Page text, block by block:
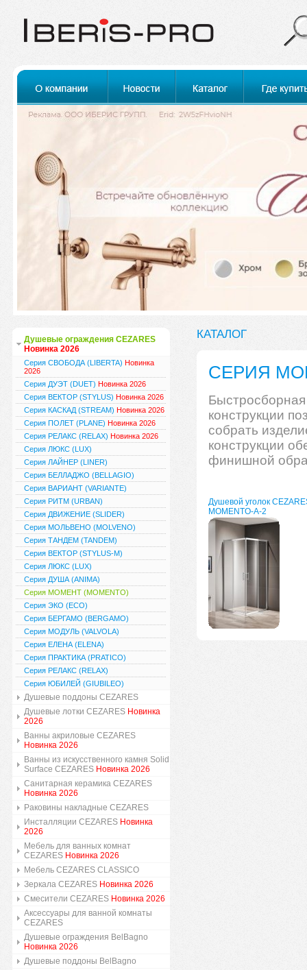
Душевые ограждения CEZARES
Новинка 2026
Серия СВОБОДА (LIBERTA) Новинка
2026
Серия ДУЭТ (DUET) Новинка 2026
Серия ВЕКТОР (STYLUS) Новинка 2026
Серия КАСКАД (STREAM) Новинка 2026
Серия ПОЛЕТ (PLANE) Новинка 2026
Серия РЕЛАКС (RELAX) Новинка 2026
Серия ЛЮКС (LUX)
Серия ЛАЙНЕР (LINER)
Серия БЕЛЛАДЖО (BELLAGIO)
Серия ВАРИАНТ (VARIANTE)
Серия РИТМ (URBAN)
Серия ДВИЖЕНИЕ (SLIDER)
Серия МОЛЬВЕНО (MOLVENO)
Серия ТАНДЕМ (TANDEM)
Серия ВЕКТОР (STYLUS-M)
Серия ЛЮКС (LUX)
Серия ДУША (ANIMA)
Серия МОМЕНТ (MOMENTO)
Серия ЭКО (ECO)
Серия БЕРГАМО (BERGAMO)
Серия МОДУЛЬ (VALVOLA)
Серия ЕЛЕНА (ELENA)
Серия ПРАКТИКА (PRATICO)
Серия РЕЛАКС (RELAX)
Серия ЮБИЛЕЙ (GIUBILEO)
Душевые поддоны CEZARES
Душевые лотки CEZARES Новинка
2026
Ванны акриловые CEZARES
Новинка 2026
Ванны из искусственного камня Solid
Surface CEZARES Новинка 2026
Санитарная керамика CEZARES
Новинка 2026
Раковины накладные CEZARES
Инсталляции CEZARES Новинка
2026
Мебель для ванных комнат
CEZARES Новинка 2026
Мебель CEZARES CLASSICO
Зеркала CEZARES Новинка 2026
Смесители CEZARES Новинка 2026
Аксессуары для ванной комнаты
CEZARES
Душевые ограждения BelBagno
Новинка 2026
Душевые поддоны BelBagno
КАТАЛОГ
СЕРИЯ
Быстросборная
конструкции
собрать
конструкции
финишной
Душевой уголок
MOMENTO-A-2